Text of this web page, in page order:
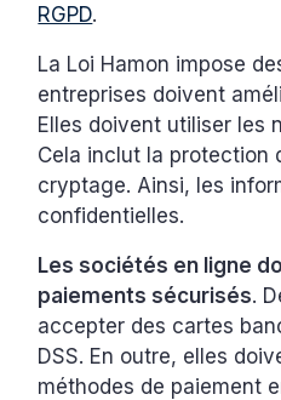
RGPD.
La Loi Hamon impose
entreprises doivent
Elles doivent utiliser les
Cela inclut la protection
cryptage. Ainsi, les
confidentielles.
Les sociétés en ligne
paiements sécurisés.
accepter des cartes
DSS. En outre, elles
méthodes de paiement